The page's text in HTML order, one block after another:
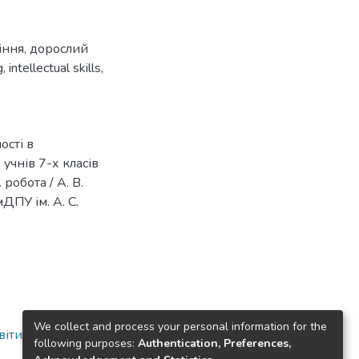
, дорослий
, intellectual skills,
в
7-х класів
робота / А. В.
ім. А. С.
We collect and process your personal information for the
following purposes: Authentication, Preferences,